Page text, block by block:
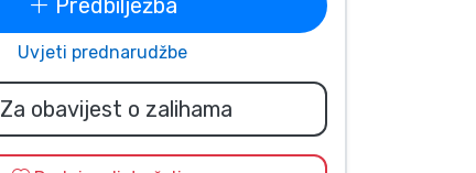
Predbilježba
Uvjeti prednarudžbe
Za obavijest o zalihama